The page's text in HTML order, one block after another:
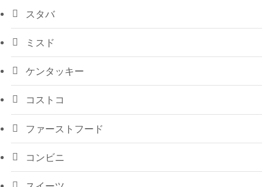
スタバ
ミスド
ケンタッキー
コストコ
ファーストフード
コンビニ